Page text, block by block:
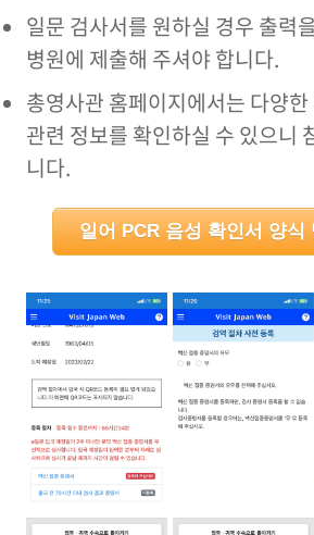
일문 검사서를 원하실 경우 출력
병원에 제출해 주셔야 합니다.
총영사관 홈페이지에서는 다양
관련 정보를 확인하실 수 있으니
니다.
일어 PCR 음성 확인서 양식